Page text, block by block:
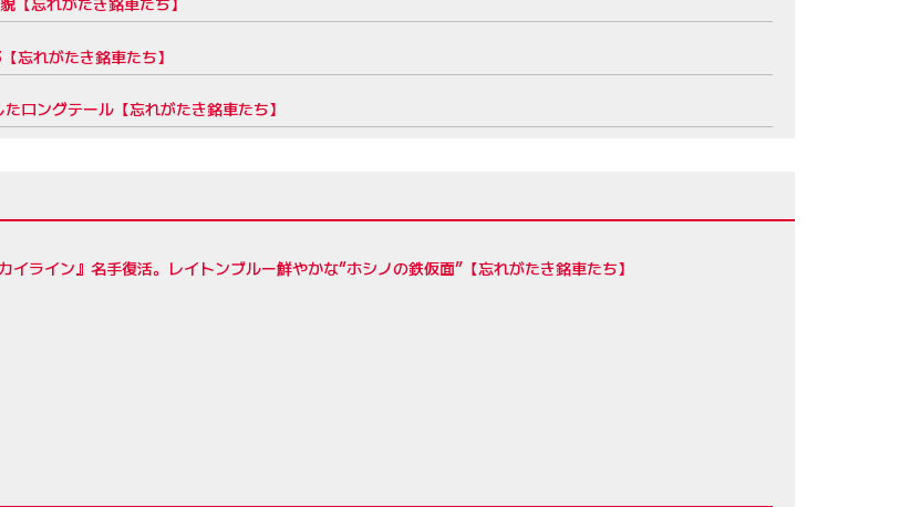
忘れがたき銘車たち】
ロングテール【忘れがたき銘車たち】
イライン』名手復活。レイトンブルー鮮やかな“ホシノの鉄仮面”【忘れがたき銘車たち】